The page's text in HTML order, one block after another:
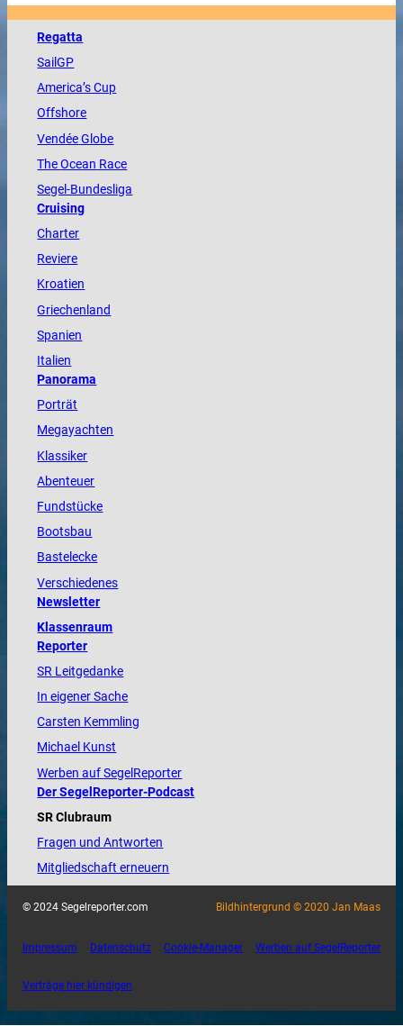
Regatta
SailGP
America’s Cup
Offshore
VendéeGlobe
TheOcean Race
Segel-Bundesliga
Cruising
Charter
Reviere
Kroatien
Griechenland
Spanien
Italien
Panorama
Porträt
Megayachten
Klassiker
Abenteuer
Fundstücke
Bootsbau
Bastelecke
Verschiedenes
Newsletter
Klassenraum
Reporter
SR Leitgedanke
In eigener Sache
Carsten Kemmling
Michael Kunst
Werben auf SegelReporter
Der SegelReporter-Podcast
SR Clubraum
Fragen und Antworten
Mitgliedschaft erneuern
© 2024 Segelreporter.com Bildhintergrund © 2020 Jan Maas
Impressum Datenschutz Cookie-Manager Werben auf SegelReporter
Verträge hier kündigen